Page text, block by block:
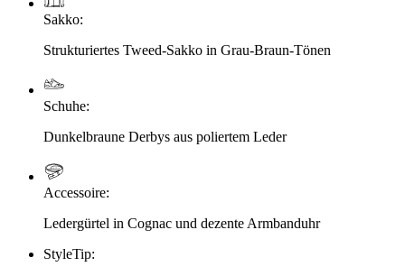
Sakko:
Strukturiertes Tweed-Sakko in Grau-Braun-Tönen
Schuhe:
Dunkelbraune Derbys aus poliertem Leder
Accessoire:
Ledergürtel in Cognac und dezente Armbanduhr
StyleTip: